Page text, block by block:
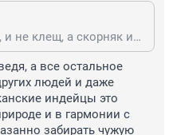
Виноват тут не медведь, и не клещ, а скорняк или мездрильщик.
а все остальное
людей и даже
индейцы это
и в гармонии с
забирать чужую